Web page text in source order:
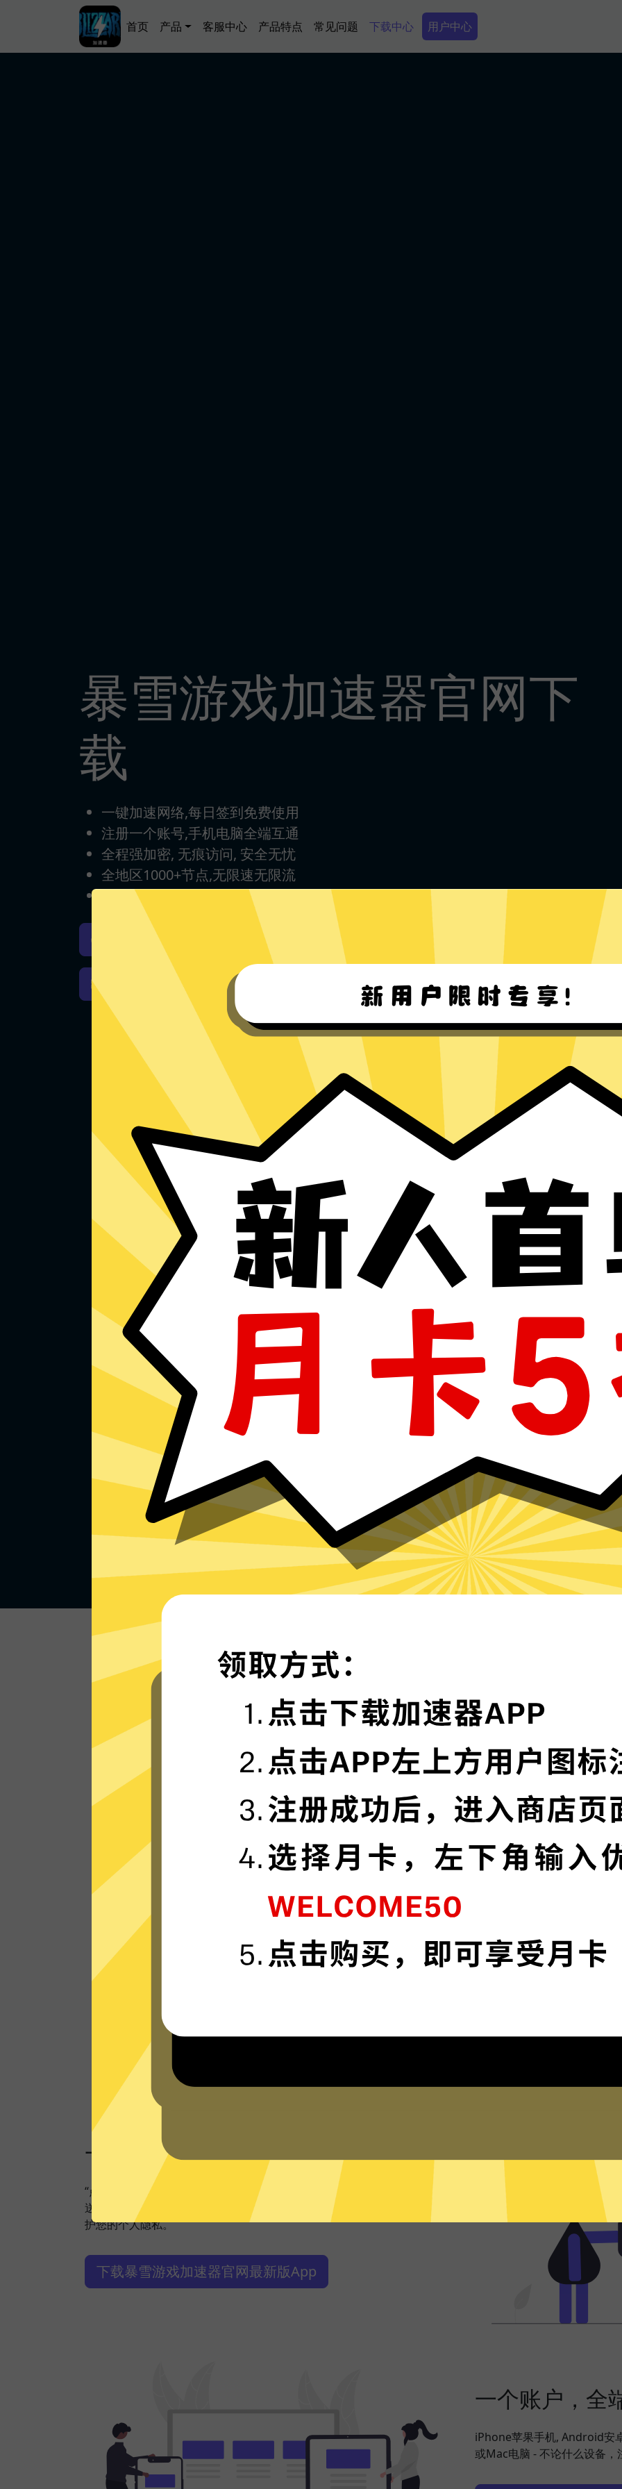
Main navigation
首页 产品 客服中心 产品特点 常见问题 下载中心 Secondary Menu
用户中心
暴雪游戏加速器官网下
载
一键加速网络,每日签到免费使用
注册一个账号,手机电脑全端互通
全程强加密, 无痕访问, 安全无忧
全地区1000+节点,无限速无限流
完美支持各类游戏/流媒体/App
暴雪游戏加速器iOS版下载 暴雪游戏加速器安卓版下载
暴雪游戏加速器Windows下载 暴雪游戏加速器Mac版下载
闪电般的连接速度
暴雪游戏加速器的服务器使用更新一代的”闪
连“连接技术，只为速度而生，可轻松支持4K
看看其他人对暴雪游戏加速器的评价
卓越的加密技术
暴雪游戏加速器采用最前沿的数据加密技
术，使您全面掌控您的网络隐私与安全。
下载暴雪游戏加速器App
一键连接，无需任何繁琐配置
“点击加速”，一键轻松连接。不论您是观看视频、社交网络、海淘购物、发
送私密信息等，暴雪游戏加速器都能轻松帮你搞定，并在此基础上更好地保
护您的个人隐私。
下载暴雪游戏加速器官网最新版App
一个账户，全
iPhone苹果手机, Android安
或Mac电脑 - 不论什么设备